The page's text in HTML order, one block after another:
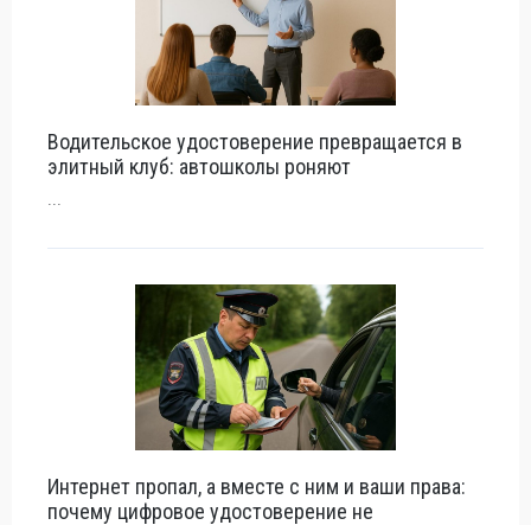
Водительское удостоверение превращается в
элитный клуб: автошколы роняют
Интернет пропал, а вместе с ним и ваши права:
почему цифровое удостоверение не